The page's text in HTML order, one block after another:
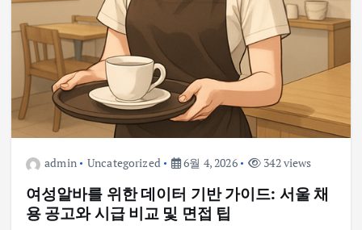
admin Uncategorized 6월 4, 2026 342 views
여성알바를 위한 데이터 기반 가이드: 서울 채
용 공고와 시급 비교 및 면접 팁